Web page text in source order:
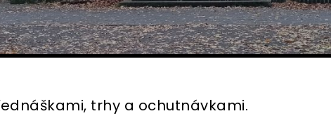
trhy a ochutnávkami.